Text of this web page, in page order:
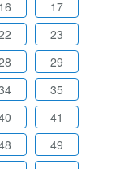
16
17
23
29
35
41
49